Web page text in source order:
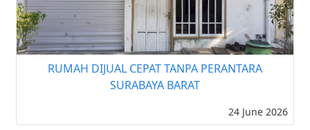
RUMAH DIJUAL CEPAT TANPA PERANTARA
SURABAYA BARAT
24 June 2026